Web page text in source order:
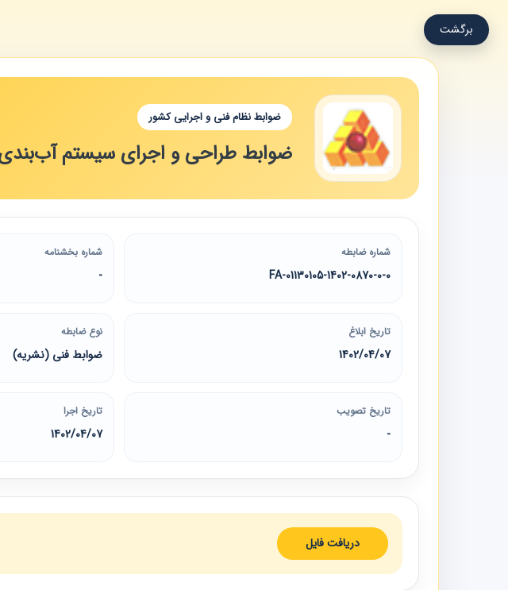
برگشت
ضوابط نظام فنی و اجرایی کشور
ضوابط طراحی و اجرای سیستم آب‌بندی
شماره ضابطه
01130105-1402-0870-0-0-FA
شماره بخشنامه
-
تاریخ ابلاغ
1402/04/07
نوع ضابطه
ضوابط فنی (نشریه)
تاریخ تصویب
-
تاریخ اجرا
1402/04/07
دریافت فایل